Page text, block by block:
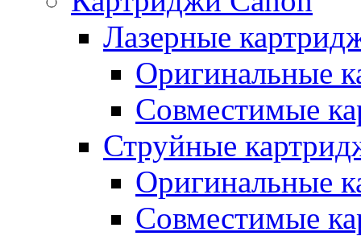
Лазерные
Оригинальные
Совместимые
Струйные
Оригинальные
Совместимые